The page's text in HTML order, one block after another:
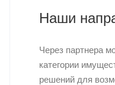
Наши
Через партнера
категории
решений для